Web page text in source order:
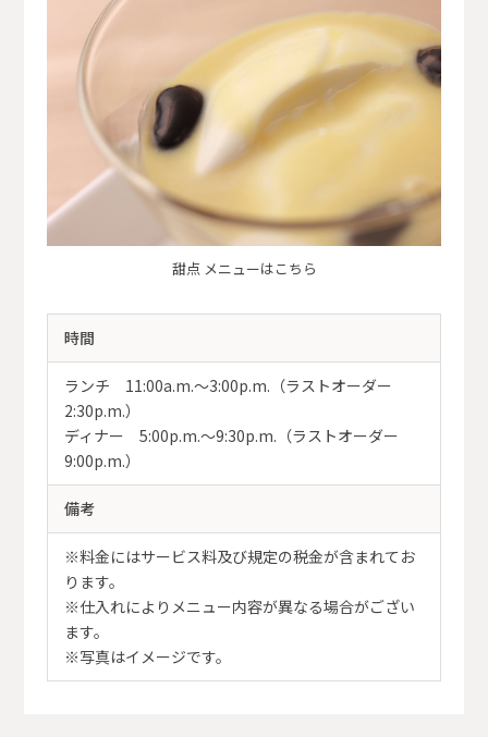
甜点 メニューはこちら
時間
ランチ 11:00a.m.～3:00p.m.（ラストオーダー
2:30p.m.）
ディナー 5:00p.m.～9:30p.m.（ラストオーダー
9:00p.m.）
備考
※料金にはサービス料及び規定の税金が含まれてお
ります。
※仕入れによりメニュー内容が異なる場合がござい
ます。
※写真はイメージです。